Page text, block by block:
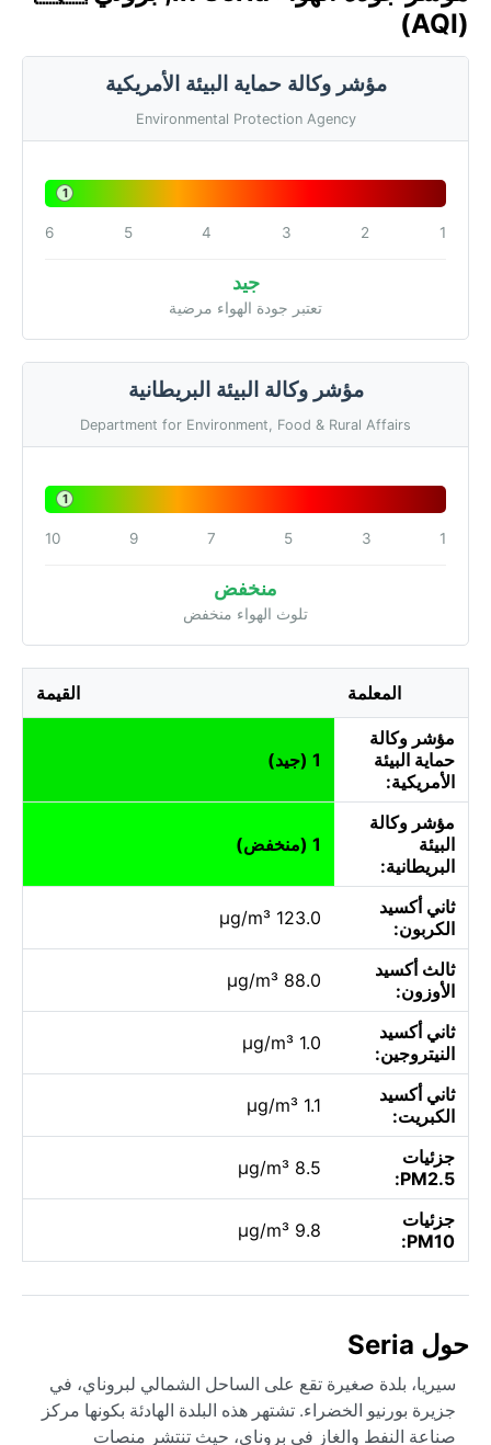
(AQI)
مؤشر وكالة حماية البيئة الأمريكية
Environmental Protection Agency
1
1
2
3
4
5
6
جيد
تعتبر جودة الهواء مرضية
مؤشر وكالة البيئة البريطانية
Department for Environment, Food & Rural Affairs
1
1
3
5
7
9
10
منخفض
تلوث الهواء منخفض
المعلمة القيمة
مؤشر وكالة
حماية البيئة
الأمريكية:
1 (جيد)
مؤشر وكالة
البيئة
البريطانية:
1 (منخفض)
ثاني أكسيد
الكربون:
123.0 µg/m³
ثالث أكسيد
الأوزون:
88.0 µg/m³
ثاني أكسيد
النيتروجين:
1.0 µg/m³
ثاني أكسيد
الكبريت:
1.1 µg/m³
جزئيات
PM2.5:
8.5 µg/m³
جزئيات
PM10:
9.8 µg/m³
حول Seria
سيريا، بلدة صغيرة تقع على الساحل الشمالي لبروناي، في
جزيرة بورنيو الخضراء. تشتهر هذه البلدة الهادئة بكونها مركز
صناعة النفط والغاز في بروناي، حيث تنتشر منصات